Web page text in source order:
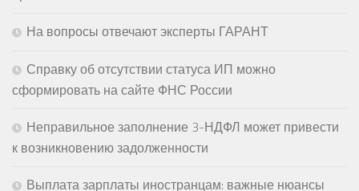
На вопросы отвечают эксперты ГАРАНТ
Справку об отсутствии статуса ИП можно
сформировать на сайте ФНС России
Неправильное заполнение 3-НДФЛ может привести
к возникновению задолженности
Выплата зарплаты иностранцам: важные нюансы